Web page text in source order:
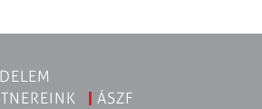
ÁSZF